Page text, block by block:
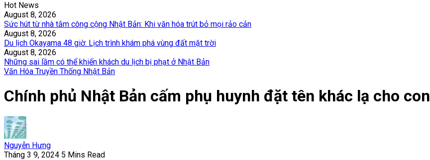
Hot News
August 8, 2026
Sức hút từ nhà tắm công cộng Nhật Bản: Khi văn hóa trút bỏ mọi rảo cản
August 8, 2026
Du lịch Okayama 48 giờ: Lịch trình khám phá vùng đất mặt trời
August 8, 2026
Những sai lầm có thể khiến khách du lịch bị phạt ở Nhật Bản
Văn Hóa Truyền Thống Nhật Bản
Chính phủ Nhật Bản cấm phụ huynh đặt tên khác lạ cho con
Nguyễn Hưng
Tháng 3 9, 2024 5 Mins Read